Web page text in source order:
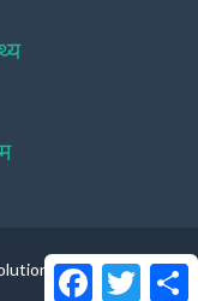
LLC. FacebookTwitter